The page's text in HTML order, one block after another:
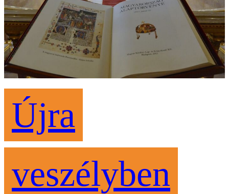
Újra
veszélyben